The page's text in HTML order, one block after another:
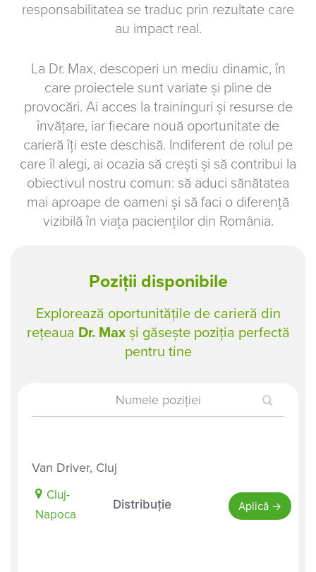
responsabilitatea se traduc prin rezultate care
au impact real.
La Dr. Max, descoperi un mediu dinamic, în
care proiectele sunt variate și pline de
provocări. Ai acces la traininguri și resurse de
învățare, iar fiecare nouă oportunitate de
carieră îți este deschisă. Indiferent de rolul pe
care îl alegi, ai ocazia să crești și să contribui la
obiectivul nostru comun: să aduci sănătatea
mai aproape de oameni și să faci o diferență
vizibilă în viața pacienților din România.
Poziții disponibile
Explorează oportunitățile de carieră din
rețeaua Dr. Maxși găsește poziția perfectă
pentru tine
Numele
poziției
Van Driver, Cluj
Cluj-
Napoca
Distribuție Aplică